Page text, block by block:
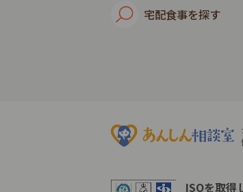
宅配食事を探す
ISOを取得